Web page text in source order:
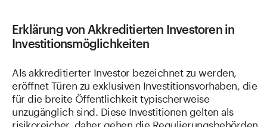
Erklärung von Akkreditierten Investoren in
Investitionsmöglichkeiten
Als akkreditierter Investor bezeichnet zu werden,
eröffnet Türen zu exklusiven Investitionsvorhaben, die
für die breite Öffentlichkeit typischerweise
unzugänglich sind. Diese Investitionen gelten als
risikoreicher, daher gehen die Regulierungsbehörden